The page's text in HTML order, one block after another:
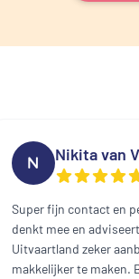
N Nikita van
Super fijn contact en
denkt mee en
Uitvaartland zeker
makkelijker te maken.